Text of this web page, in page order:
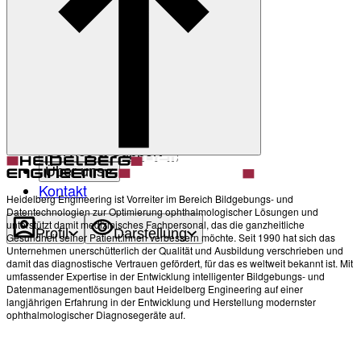
Zurück
Darstellung
Service & Support
Über uns
Kontakt
Profil Darstellung
Heidelberg Engineering ist Vorreiter im Bereich Bildgebungs- und
Datentechnologien zur Optimierung ophthalmologischer Lösungen und
unterstützt damit medizinisches Fachpersonal, das die ganzheitliche
Gesundheit seiner Patient:innen verbessern möchte. Seit 1990 hat sich das
Unternehmen unerschütterlich der Qualität und Ausbildung verschrieben und
damit das diagnostische Vertrauen gefördert, für das es weltweit bekannt ist. Mit
umfassender Expertise in der Entwicklung intelligenter Bildgebungs- und
Datenmanagementlösungen baut Heidelberg Engineering auf einer
langjährigen Erfahrung in der Entwicklung und Herstellung modernster
ophthalmologischer Diagnosegeräte auf.